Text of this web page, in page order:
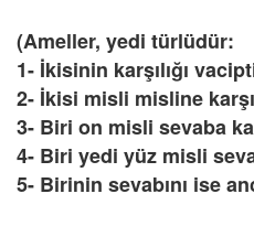
(Ameller, yedi türlüdür:
1- İkisinin karşılığı
2- İkisi misli misline
3- Biri on misli sevaba
4- Biri yedi yüz misli
5- Birinin sevabını ise